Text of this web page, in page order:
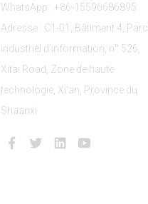
WhatsApp : +86-15596686895
Adresse : C1-01, Bâtiment 4, Parc
industriel d'information, n° 526,
Xitai Road, Zone de haute
technologie, Xi'an, Province du
Shaanxi